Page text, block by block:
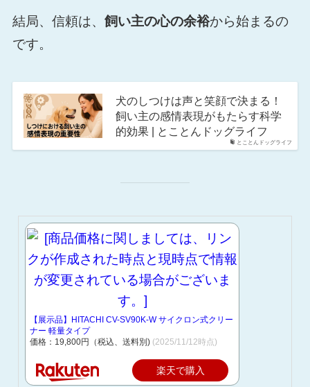
結局、信頼は、 飼い主の心の余裕から始まるの
です。
とことんドッグライフ
犬のしつけは声と笑顔で決まる！
飼い主の感情表現がもたらす科学
的効果 | とことんドッグライフ
【展示品】HITACHI CV-SV90K-W サイクロン式クリー
ナー 軽量タイプ
価格：19,800円（税込、送料別) (2025/11/12時点)
楽天で購入